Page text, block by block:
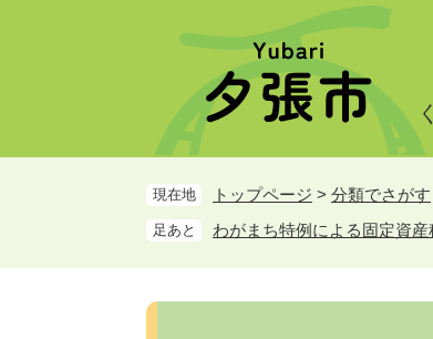
現在地 トップページ > 分類でさがす
足あと わがまち特例による固定資
本